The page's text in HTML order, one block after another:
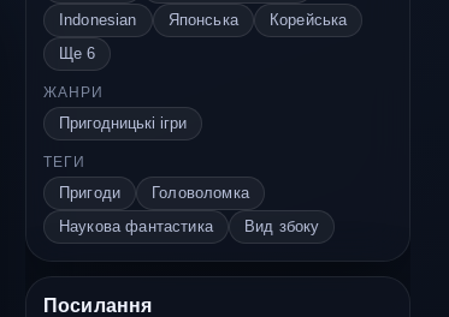
Indonesian
Японська
Корейська
Ще 6
ЖАНРИ
Пригодницькі ігри
ТЕГИ
Пригоди
Головоломка
Наукова фантастика
Вид збоку
Посилання